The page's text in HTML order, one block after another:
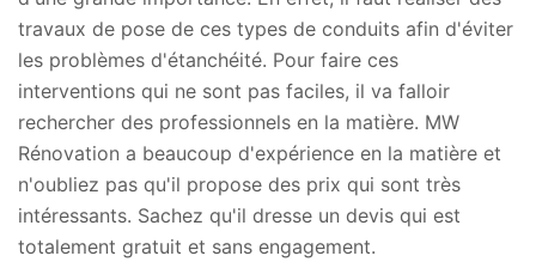
travaux de pose de ces types de conduits afin d'éviter
les problèmes d'étanchéité. Pour faire ces
interventions qui ne sont pas faciles, il va falloir
rechercher des professionnels en la matière. MW
Rénovation a beaucoup d'expérience en la matière et
n'oubliez pas qu'il propose des prix qui sont très
intéressants. Sachez qu'il dresse un devis qui est
totalement gratuit et sans engagement.